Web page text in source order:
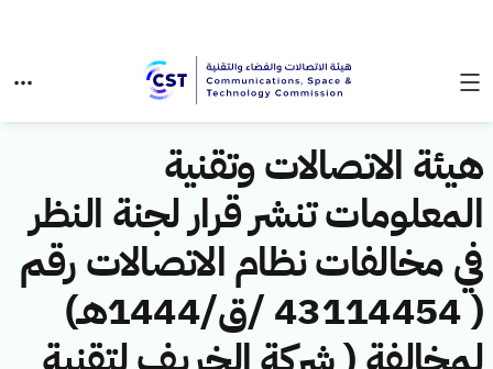
هيئة الاتصالات وتقنية
المعلومات تنشر قرار لجنة النظر
في مخالفات نظام الاتصالات رقم
( 43114454 /ق/1444هـ)